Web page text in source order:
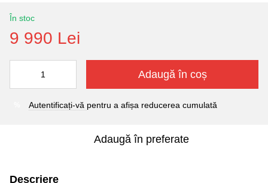
În stoc
9 990 Lei
Adaugă în coș
Autentificați-vă pentru a afișa reducerea cumulată
Adaugă în preferate
Descriere